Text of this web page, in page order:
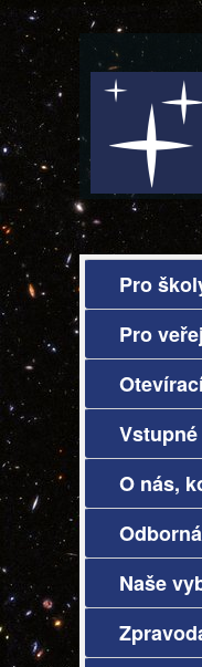
Pro
Pro
Vstupné
O nás,
Naše